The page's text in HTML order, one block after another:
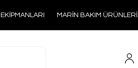
MARİN BAKIM ÜRÜNLERİ